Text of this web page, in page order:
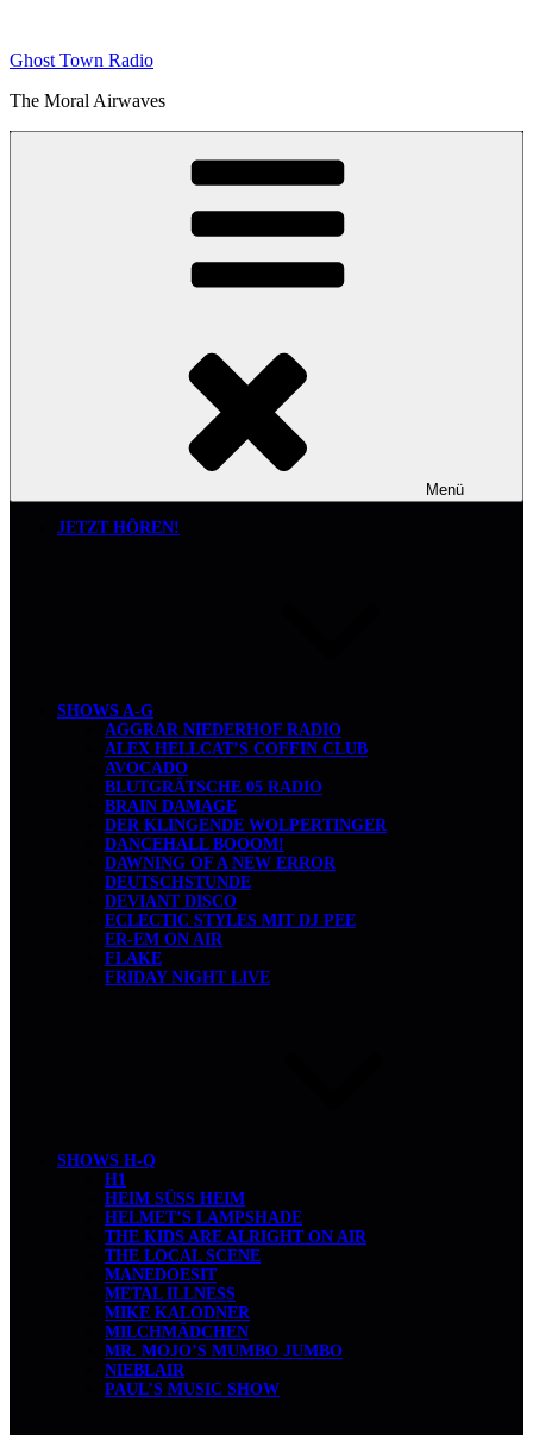
springen
Ghost Town Radio
The Moral Airwaves
Menü
JETZT HÖREN!
SHOWS A-G
AGGRAR NIEDERHOF RADIO
ALEX HELLCAT’S COFFIN CLUB
AVOCADO
BLUTGRÄTSCHE 05 RADIO
BRAIN DAMAGE
DER KLINGENDE WOLPERTINGER
DANCEHALL BOOOM!
DAWNING OF A NEW ERROR
DEUTSCHSTUNDE
DEVIANT DISCO
ECLECTIC STYLES MIT DJ PEE
ER-EM ON AIR
FLAKE
FRIDAY NIGHT LIVE
SHOWS H-Q
H1
HEIM SÜSS HEIM
HELMET’S LAMPSHADE
THE KIDS ARE ALRIGHT ON AIR
THE LOCAL SCENE
MANEDOESIT
METAL ILLNESS
MIKE KALODNER
MILCHMÄDCHEN
MR. MOJO’S MUMBO JUMBO
NIEBLAIR
PAUL’S MUSIC SHOW